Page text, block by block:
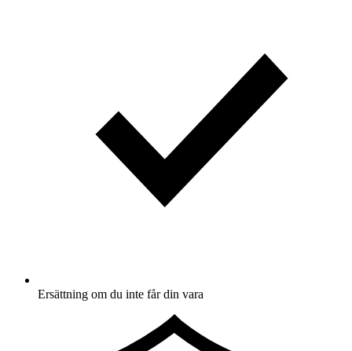
Ersättning om du inte får din vara